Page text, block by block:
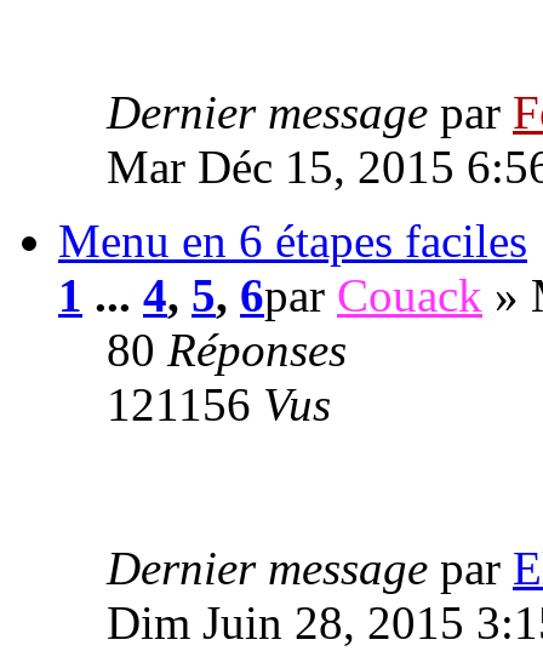
Dernier message par
Mar Déc 15, 2015
Menu en 6 étapes faciles
1 ... 4, 5, 6par Couack »
80 Réponses
121156 Vus
Dernier message par
Dim Juin 28, 2015